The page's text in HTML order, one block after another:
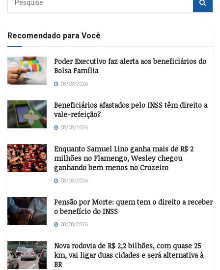
Recomendado para Você
Poder Executivo faz alerta aos beneficiários do
Bolsa Família
08/08/2026
Beneficiários afastados pelo INSS têm direito a
vale-refeição?
08/08/2026
Enquanto Samuel Lino ganha mais de R$ 2
milhões no Flamengo, Wesley chegou
ganhando bem menos no Cruzeiro
08/08/2026
Pensão por Morte: quem tem o direito a receber
o benefício do INSS
08/08/2026
Nova rodovia de R$ 2,2 bilhões, com quase 25
km, vai ligar duas cidades e será alternativa à
BR